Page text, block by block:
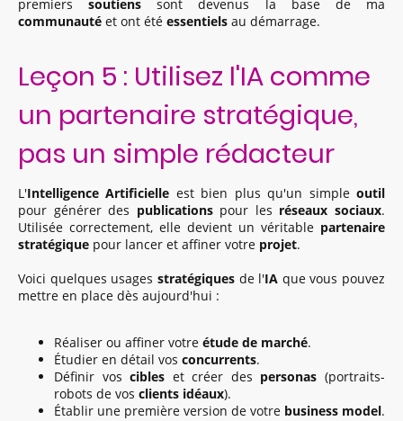
premierssoutiens sont devenus la base de ma
communauté et ont été essentiels au démarrage.
Leçon 5 : Utilisez l'IA comme
un partenaire stratégique,
pas un simple rédacteur
L'Intelligence Artificielle est bien plus qu'un simpleoutil
pour générer des publicationspour les réseaux sociaux.
Utilisée correctement, elle devient un véritable partenaire
stratégique pour lancer et affiner votre projet.
Voici quelques usages stratégiquesde l'IA que vous pouvez
mettre en place dès aujourd'hui :
Réaliser ou affiner votre étude de marché.
Étudier en détail vos concurrents.
Définir voscibles et créer des personas (portraits-
robots de vos clients idéaux).
Établir une première version de votre business model.